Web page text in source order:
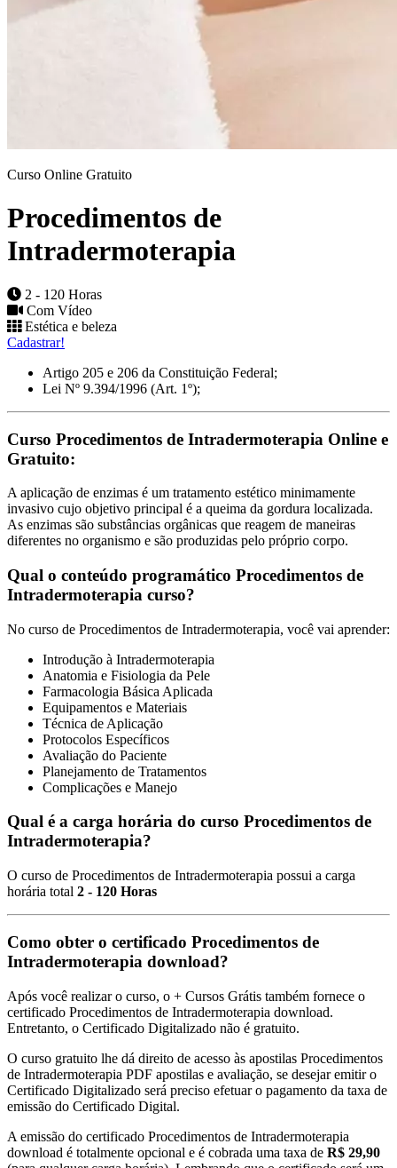
Curso Online Gratuito
Procedimentos de
Intradermoterapia
2 - 120 Horas
Com Vídeo
Estética e beleza
Cadastrar!
Artigo 205 e 206 da Constituição Federal;
Lei Nº 9.394/1996 (Art. 1º);
Curso Procedimentos de Intradermoterapia Online e
Gratuito:
A aplicação de enzimas é um tratamento estético minimamente
invasivo cujo objetivo principal é a queima da gordura localizada.
As enzimas são substâncias orgânicas que reagem de maneiras
diferentes no organismo e são produzidas pelo próprio corpo.
Qual o conteúdo programático Procedimentos de
Intradermoterapia curso?
No curso de Procedimentos de Intradermoterapia, você vai aprender:
Introdução à Intradermoterapia
Anatomia e Fisiologia da Pele
Farmacologia Básica Aplicada
Equipamentos e Materiais
Técnica de Aplicação
Protocolos Específicos
Avaliação do Paciente
Planejamento de Tratamentos
Complicações e Manejo
Qual é a carga horária do curso Procedimentos de
Intradermoterapia?
O curso de Procedimentos de Intradermoterapia possui a carga
horária total 2 - 120 Horas
Como obter o certificado Procedimentos de
Intradermoterapia download?
Após você realizar o curso, o + Cursos Grátis também fornece o
certificado Procedimentos de Intradermoterapia download.
Entretanto, o Certificado Digitalizado não é gratuito.
O curso gratuito lhe dá direito de acesso às apostilas Procedimentos
de Intradermoterapia PDF apostilas e avaliação, se desejar emitir o
Certificado Digitalizado será preciso efetuar o pagamento da taxa de
emissão do Certificado Digital.
A emissão do certificado Procedimentos de Intradermoterapia
download é totalmente opcional e é cobrada uma taxa de R$ 29,90